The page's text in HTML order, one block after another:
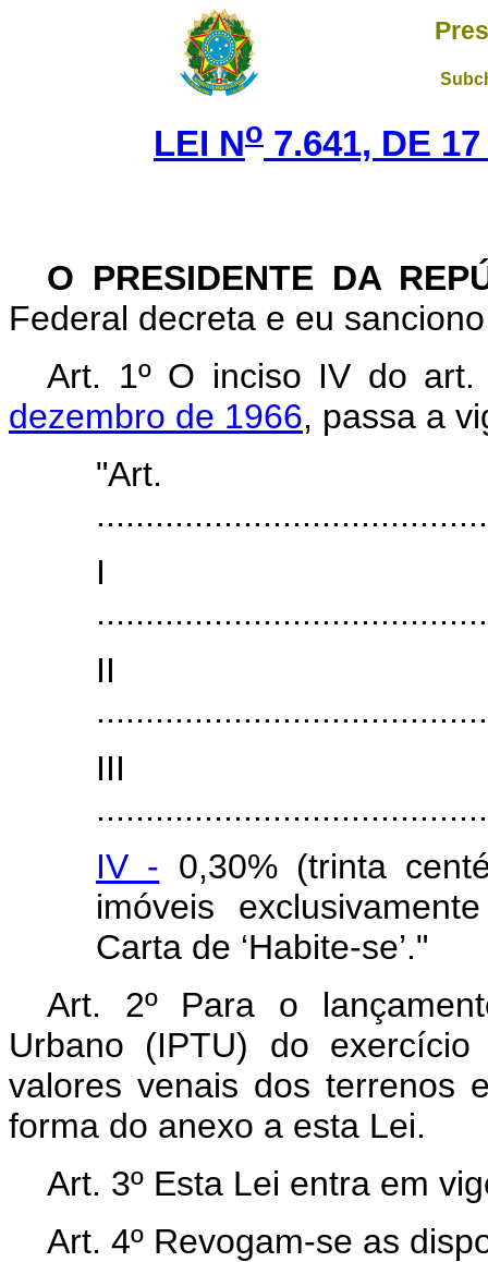
LEI No 7.641, DE
O PRESIDENTE DA
Federal decreta e eu
Art. 1º O inciso IV do
dezembro de 1966, passa a
I
IV - 0,30% (trinta
imóveis
Carta de ‘Habite-se’."
Art. 2º Para o
Urbano (IPTU) do
valores venais dos terrenos
forma do anexo a esta Lei.
Art. 3º Esta Lei entra em
Art. 4º Revogam-se as